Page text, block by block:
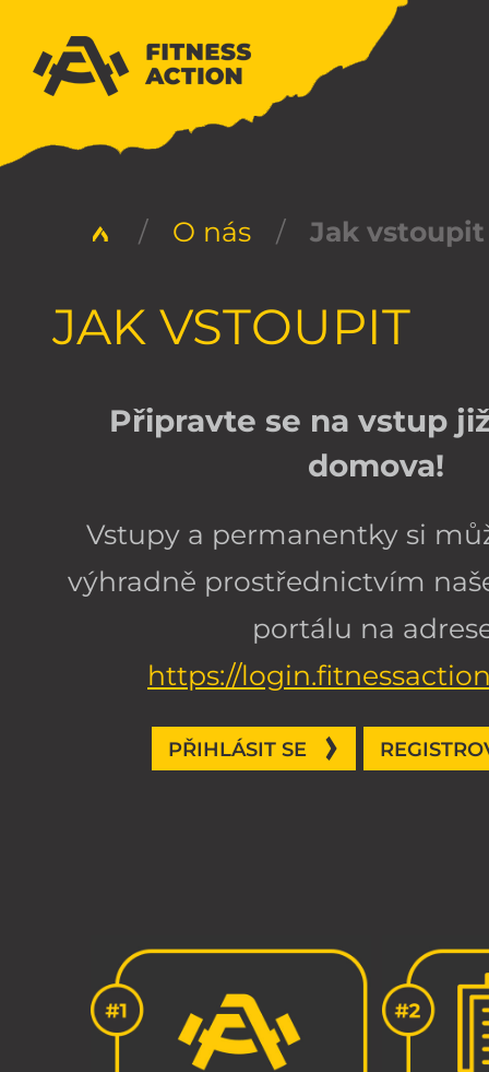
/ O nás / Jak vstoupit
JAK VSTOUPIT
Připravte se na vstup
domova!
Vstupy a permanentky si
výhradně prostřednictvím
portálu na
https://
PŘIHLÁSIT SE